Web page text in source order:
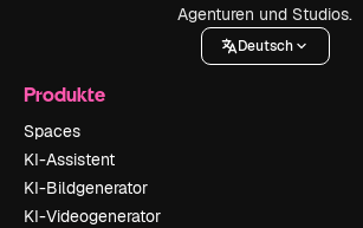
Agenturen und Studios.
Deutsch
Produkte
Spaces
KI-Assistent
KI-Bildgenerator
KI-Videogenerator